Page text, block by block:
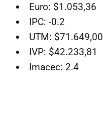
Euro: $1.053,36
IPC: -0.2
UTM: $71.649,00
IVP: $42.233,81
Imacec: 2.4